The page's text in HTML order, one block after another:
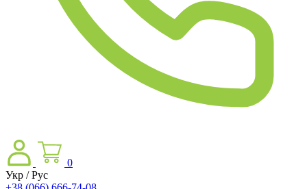
0
Укр / Рус